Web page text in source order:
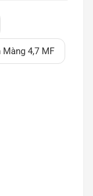
cách có
Giảm sự
quán của
bài viết
động của
quan trọng
nay. Tụ
hàn là loại
được thiết
Các xung
Màng 4,7 ΜF